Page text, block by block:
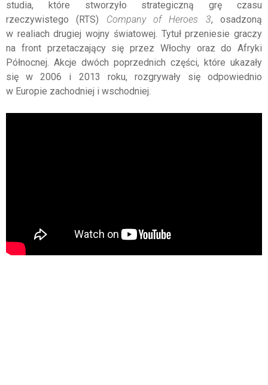
studia, które stworzyło strategiczną grę czasu
rzeczywistego (RTS) Company of Heroes 3, osadzoną
w realiach drugiej wojny światowej. Tytuł przeniesie graczy
na front przetaczający się przez Włochy oraz do Afryki
Północnej. Akcje dwóch poprzednich części, które ukazały
się w 2006 i 2013 roku, rozgrywały się odpowiednio
w Europie zachodniej i wschodniej.